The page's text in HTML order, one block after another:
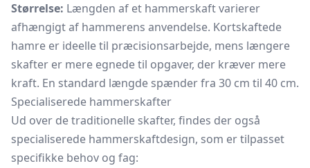
Størrelse: Længden af et hammerskaft varierer
afhængigt af hammerens anvendelse. Kortskaftede
hamre er ideelle til præcisionsarbejde, mens længere
skafter er mere egnede til opgaver, der kræver mere
kraft. En standard længde spænder fra 30 cm til 40 cm.
Specialiserede hammerskafter
Ud over de traditionelle skafter, findes der også
specialiserede hammerskaftdesign, som er tilpasset
specifikke behov og fag: